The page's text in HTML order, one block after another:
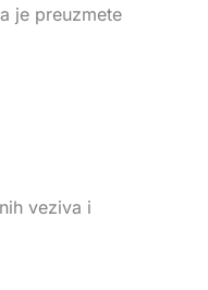
je preuzmete
veziva i